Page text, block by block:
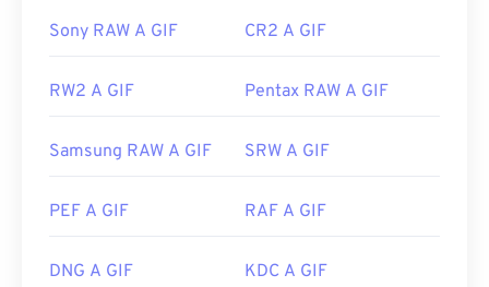
Sony RAW A GIF CR2 A GIF
RW2 A GIF Pentax RAW A GIF
Samsung RAW A GIF SRW A GIF
PEF A GIF RAF A GIF
DNG A GIF KDC A GIF